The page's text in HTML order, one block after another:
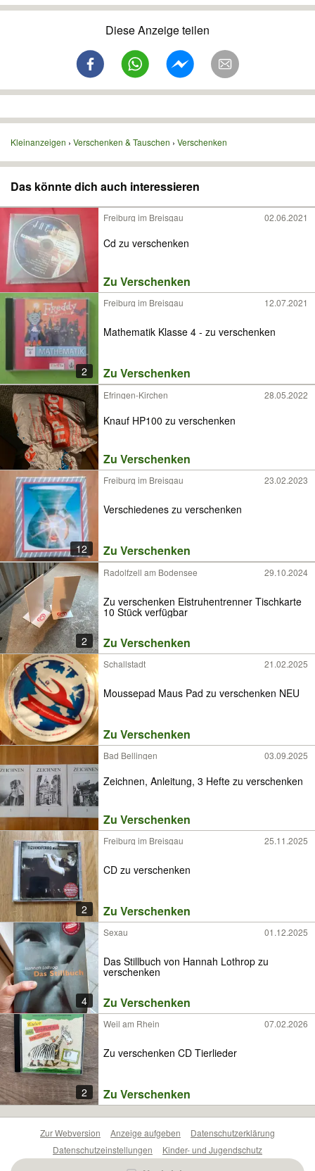
Diese Anzeige teilen
Kleinanzeigen Verschenken & Tauschen Verschenken
Das könnte dich auch interessieren
Freiburg im Breisgau 02.06.2021
Cd zu verschenken
Zu Verschenken
2
Freiburg im Breisgau 12.07.2021
Mathematik Klasse 4 - zu verschenken
Zu Verschenken
Efringen-Kirchen 28.05.2022
Knauf HP100 zu verschenken
Zu Verschenken
12
Freiburg im Breisgau 23.02.2023
Verschiedenes zu verschenken
Zu Verschenken
2
Radolfzell am Bodensee 29.10.2024
Zu verschenken Eistruhentrenner Tischkarte
10 Stück verfügbar
Zu Verschenken
Schallstadt 21.02.2025
Moussepad Maus Pad zu verschenken NEU
Zu Verschenken
Bad Bellingen 03.09.2025
Zeichnen, Anleitung, 3 Hefte zu verschenken
Zu Verschenken
2
Freiburg im Breisgau 25.11.2025
CD zu verschenken
Zu Verschenken
4
Sexau 01.12.2025
Das Stillbuch von Hannah Lothrop zu
verschenken
Zu Verschenken
2
Weil am Rhein 07.02.2026
Zu verschenken CD Tierlieder
Zu Verschenken
Zur Webversion Anzeige aufgeben
Datenschutzerklärung
Datenschutzeinstellungen
Kinder- und Jugendschutz
Barrierefreiheitserklärung